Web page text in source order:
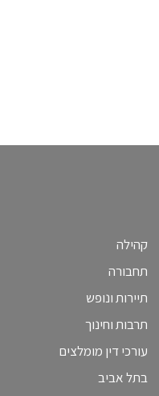
קהילה
תחבורה
תיירות ונופש
תרבות וחינוך
עורכי דין מומלצים
בתל אביב